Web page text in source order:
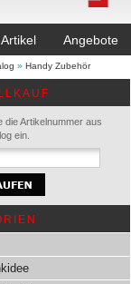
Angebote
» Handy Zubehör
die Artikelnummer aus
ein.